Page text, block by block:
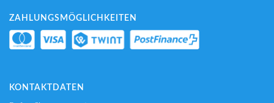
ZAHLUNGSMÖGLICHKEITEN
KONTAKTDATEN